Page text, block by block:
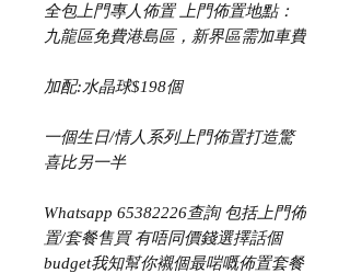
全包上門專人佈置 上門佈置地點：
九龍區免費港島區，新界區需加車費
加配:水晶球$198個
一個生日/情人系列上門佈置打造驚
喜比另一半
Whatsapp 65382226查詢 包括上門佈
置/套餐售買 有唔同價錢選擇話個
budget我知幫你襯個最啱嘅佈置套餐